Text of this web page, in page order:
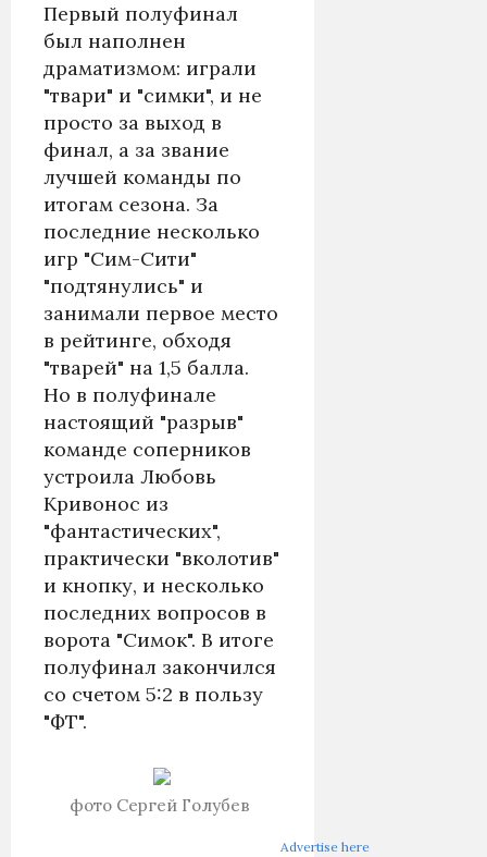
Первый полуфинал
был наполнен
драматизмом: играли
"твари" и "симки", и не
просто за выход в
финал, а за звание
лучшей команды по
итогам сезона. За
последние несколько
игр "Сим-Сити"
"подтянулись" и
занимали первое место
в рейтинге, обходя
"тварей" на 1,5 балла.
Но в полуфинале
настоящий "разрыв"
команде соперников
устроила Любовь
Кривонос из
"фантастических",
практически "вколотив"
и кнопку, и несколько
последних вопросов в
ворота "Симок". В итоге
полуфинал закончился
со счетом 5:2 в пользу
"ФТ".
фото Сергей Голубев
Advertise here